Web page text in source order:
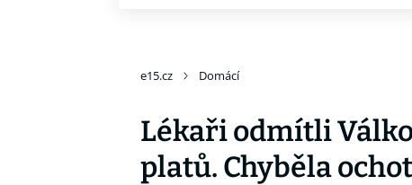
e15.cz Domácí
Lékaři odmítli
platů. Chyběla